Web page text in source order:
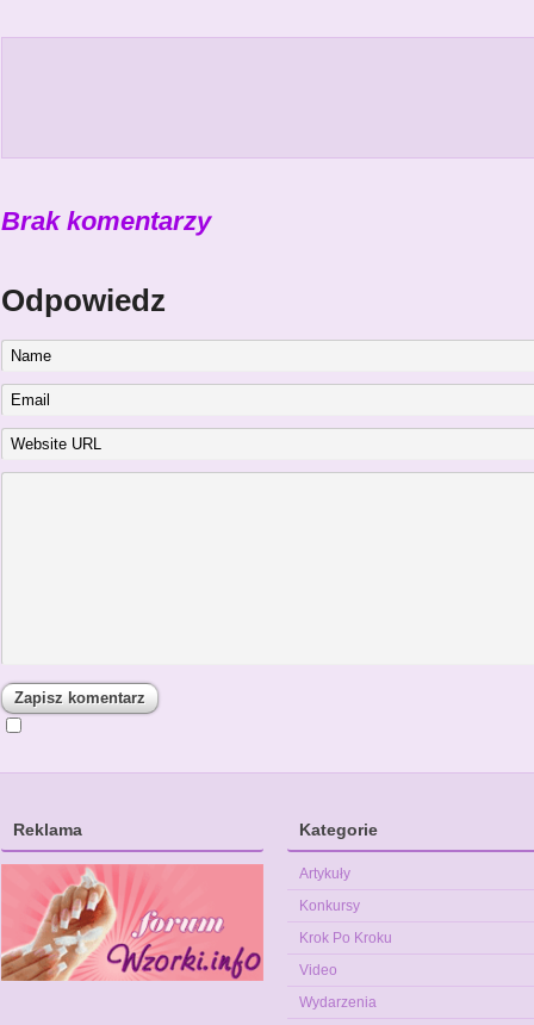
Brak komentarzy
Odpowiedz
Reklama Kategorie
Artykuły
Konkursy
Krok Po Kroku
Video
Wydarzenia